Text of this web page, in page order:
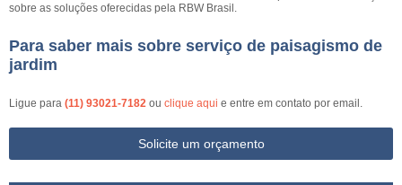
sobre as soluções oferecidas pela RBW Brasil.
Para saber mais sobre serviço de paisagismo de
jardim
Ligue para (11) 93021-7182 ou clique aqui e entre em contato por email.
Solicite um orçamento